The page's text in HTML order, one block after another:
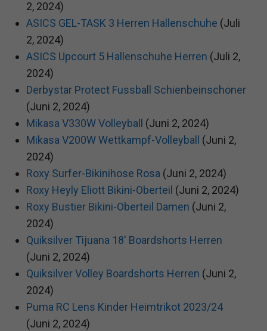
2, 2024)
ASICS GEL-TASK 3 Herren Hallenschuhe (Juli
2, 2024)
ASICS Upcourt 5 Hallenschuhe Herren (Juli 2,
2024)
Derbystar Protect Fussball Schienbeinschoner
(Juni 2, 2024)
Mikasa V330W Volleyball
(Juni 2, 2024)
Mikasa V200W Wettkampf-Volleyball
(Juni 2,
2024)
Roxy Surfer-Bikinihose Rosa (Juni 2, 2024)
Roxy Heyly Eliott Bikini-Oberteil (Juni 2, 2024)
Roxy Bustier Bikini-Oberteil Damen (Juni 2,
2024)
Quiksilver Tijuana 18' Boardshorts Herren
(Juni 2, 2024)
Quiksilver Volley Boardshorts Herren (Juni 2,
2024)
Puma RC Lens Kinder Heimtrikot 2023/24
(Juni 2, 2024)